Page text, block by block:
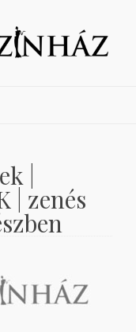
|
| zenés